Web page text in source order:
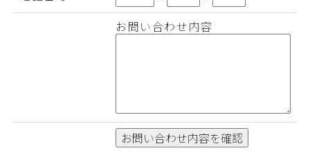
お問い合わせ内容